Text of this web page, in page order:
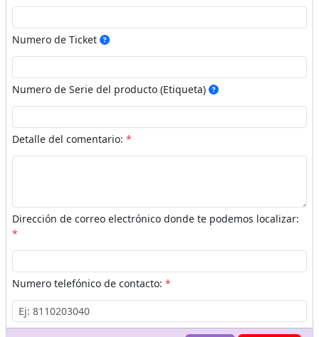
Numero de Ticket
Numero de Serie del producto (Etiqueta)
Detalle del comentario: *
Dirección de correo electrónico donde te podemos localizar:
*
Numero telefónico de contacto: *